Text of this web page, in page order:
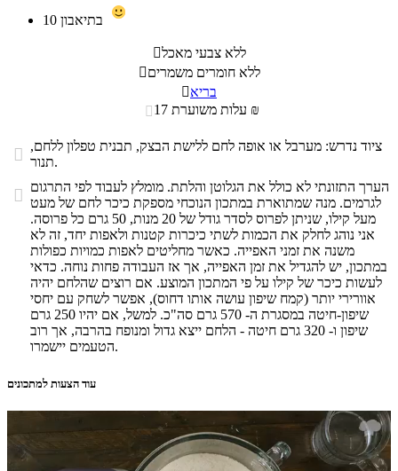
10
ללא צבעי מאכל
ללא חומרים משמרים
בריא

עלות משוערת 17 ₪
 ציוד נדרש: מערבל או אופה לחם ללישת הבצק, תבנית טפלון ללחם,
תנור.
 הערך התזונתי לא כולל את הגלוטן והלתת. מומלץ לעבוד לפי התרגום
לגרמים. מנה שמתוארת במתכון הנוכחי מספקת כיכר לחם של מעט
מעל קילו, שניתן לפרוס לסדר גודל של 20 מנות, 50 גרם כל פרוסה.
אני נוהג לחלק את הכמות לשתי כיכרות קטנות ולאפות יחד, זה לא
משנה את זמני האפייה. כאשר מחליטים לאפות כמויות כפולות
במתכון, יש להגדיל את זמן האפייה, אך אז העבודה פחות נוחה. כדאי
לעשות כיכר של קילו על פי המתכון המוצע. אם רוצים שהלחם יהיה
אוורירי יותר (קמח שיפון עושה אותו דחוס), אפשר לשחק עם יחסי
שיפון-חיטה במסגרת ה- 570 גרם סה"כ. למשל, אם יהיו 250 גרם
שיפון ו- 320 גרם חיטה - הלחם ייצא גדול ומנופח בהרבה, אך רוב
הטעמים יישמרו.
עוד הצעות למתכונים